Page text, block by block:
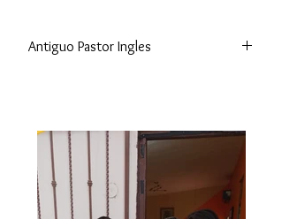
Antiguo Pastor Ingles
firme para guiarlos a lo largo del
camino correcto. Tienen un
remarcable sentido del humor y
parecen disfrutar de la consternación
de sus dueños en algunas de sus